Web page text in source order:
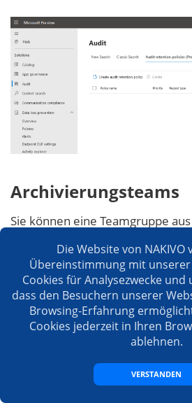
Archivierungsteams
Sie können eine Teamgruppe
statt gelöscht haben. Beachten
Archivierung keine
ersetzt.
Gehen Sie zuTeams>
Microsoft Teams-ADMIN-
Wählen Sie das gewünschte
Archiv.
Die Website von NAKIVO
Übereinstimmung mit unserer
Cookies für Analysezwecke
dass den Besuchern unserer
Browsing-Erfahrung
Cookies jederzeit in Ihren
ablehnen.
VERSTANDEN